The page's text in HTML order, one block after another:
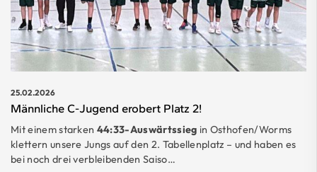
25.02.2026
Männliche C-Jugend erobert Platz 2!
Mit einem starken 44:33-Auswärtssieg in Osthofen/Worms
klettern unsere Jungs auf den 2. Tabellenplatz – und haben es
bei noch drei verbleibenden Saiso…